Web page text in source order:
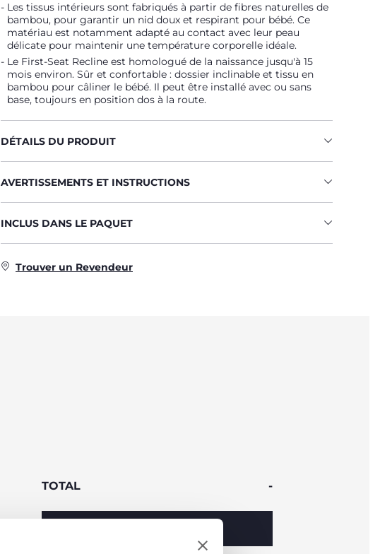
Les tissus intérieurs sont fabriqués à partir de fibres naturelles de
bambou, pour garantir un nid doux et respirant pour bébé. Ce
matériau est notamment adapté au contact avec leur peau
délicate pour maintenir une température corporelle idéale.
Le First-Seat Recline est homologué de la naissance jusqu'à 15
mois environ. Sûr et confortable : dossier inclinable et tissu en
bambou pour câliner le bébé. Il peut être installé avec ou sans
base, toujours en position dos à la route.
DÉTAILS DU PRODUIT
AVERTISSEMENTS ET INSTRUCTIONS
INCLUS DANS LE PAQUET
Trouver un Revendeur
TOTAL -